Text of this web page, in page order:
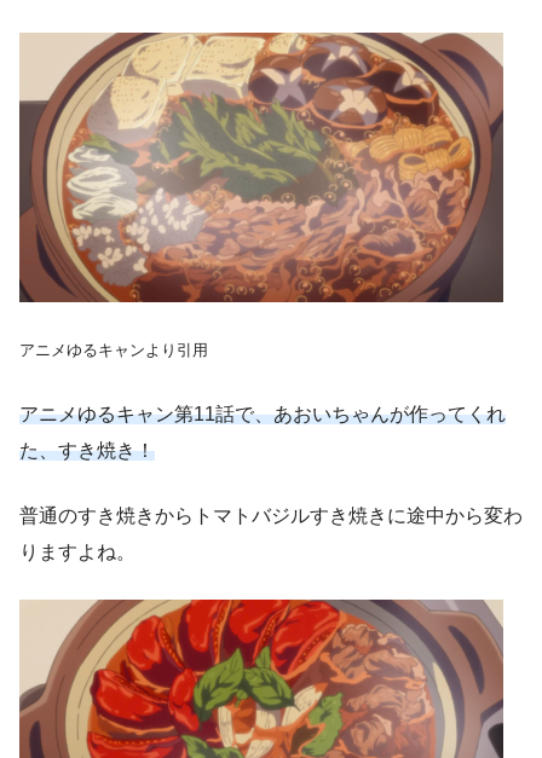
アニメゆるキャンより引用
アニメゆるキャン第11話で、あおいちゃんが作ってくれ
た、すき焼き！
普通のすき焼きからトマトバジルすき焼きに途中から変わ
りますよね。